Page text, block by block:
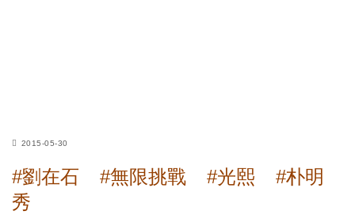
2015-05-30
#劉在石 #無限挑戰 #光熙
#朴明
秀